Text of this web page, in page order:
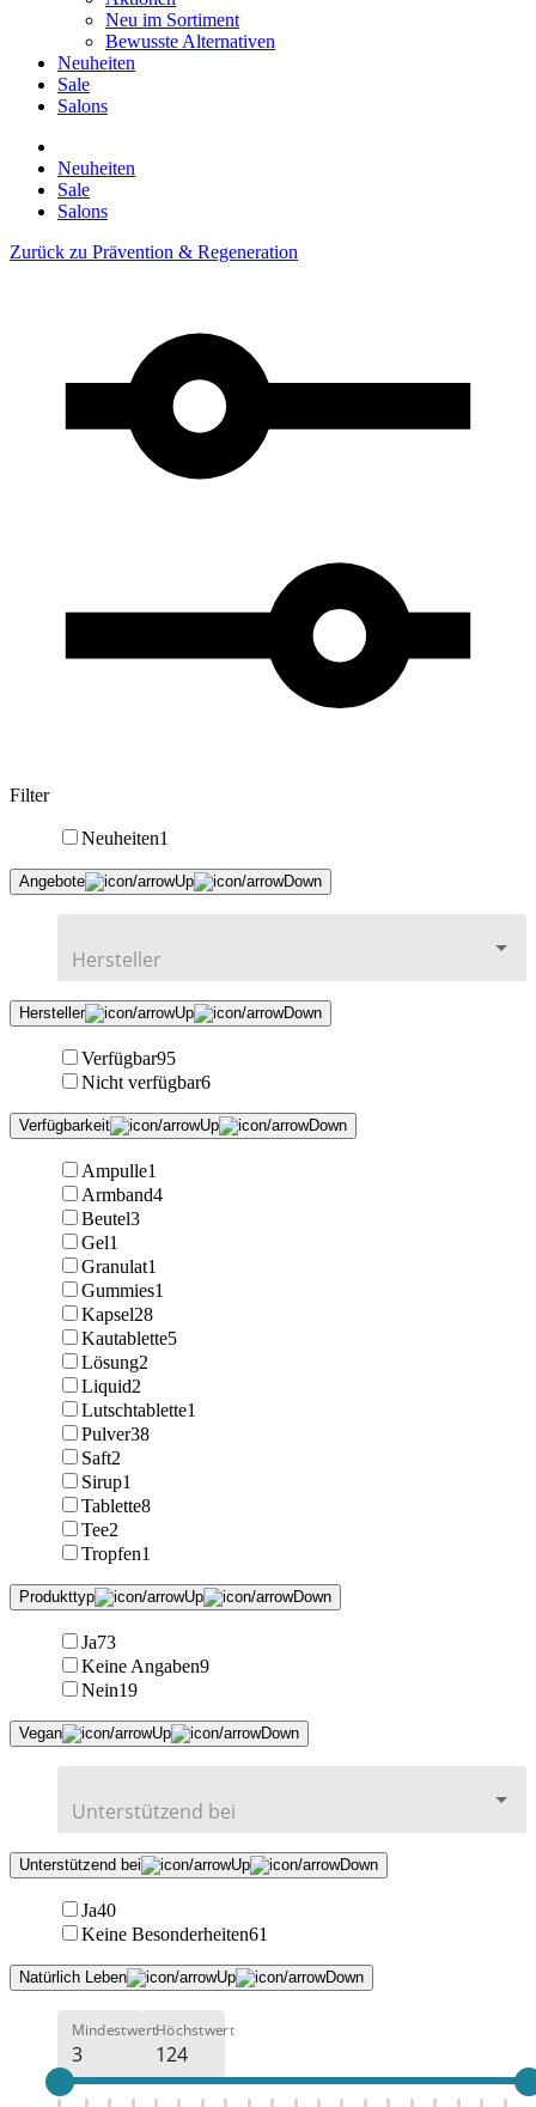
Neu im Sortiment
Bewusste Alternativen
Neuheiten
Sale
Salons
Neuheiten
Sale
Salons
Zurück zu Prävention & Regeneration
Filter
Neuheiten1
Angebote
Hersteller
Verfügbar95
Nicht verfügbar6
Verfügbarkeit
Ampulle1
Armband4
Beutel3
Gel1
Granulat1
Gummies1
Kapsel28
Kautablette5
Lösung2
Liquid2
Lutschtablette1
Pulver38
Saft2
Sirup1
Tablette8
Tee2
Tropfen1
Produkttyp
Ja73
Keine Angaben9
Nein19
Vegan
Unterstützend bei
Ja40
Keine Besonderheiten61
Natürlich Leben
MindestwertHöchstwert